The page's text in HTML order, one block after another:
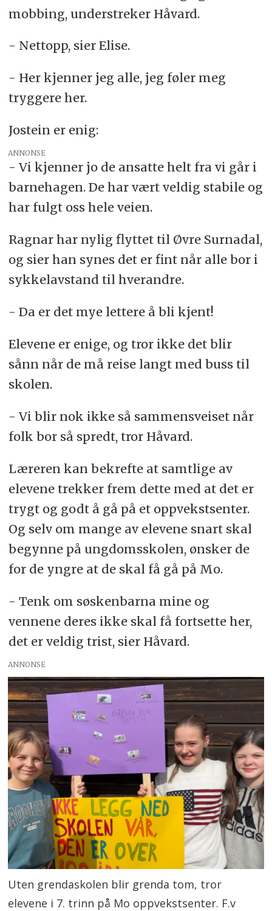
mobbing, understreker Håvard.
- Nettopp, sier Elise.
- Her kjenner jeg alle, jeg føler meg
tryggere her.
Jostein er enig:
ANNONSE
- Vi kjenner jo de ansatte helt fra vi går i
barnehagen. De har vært veldig stabile og
har fulgt oss hele veien.
Ragnar har nylig flyttet til Øvre Surnadal,
og sier han synes det er fint når alle bor i
sykkelavstand til hverandre.
- Da er det mye lettere å bli kjent!
Elevene er enige, og tror ikke det blir
sånn når de må reise langt med buss til
skolen.
- Vi blir nok ikke så sammensveiset når
folk bor så spredt, tror Håvard.
Læreren kan bekrefte at samtlige av
elevene trekker frem dette med at det er
trygt og godt å gå på et oppvekstsenter.
Og selv om mange av elevene snart skal
begynne på ungdomsskolen, ønsker de
for de yngre at de skal få gå på Mo.
- Tenk om søskenbarna mine og
vennene deres ikke skal få fortsette her,
det er veldig trist, sier Håvard.
ANNONSE
Uten grendaskolen blir grenda tom, tror
elevene i 7. trinn på Mo oppvekstsenter. F.v